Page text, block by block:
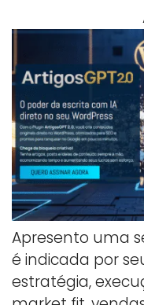
Apresento uma
é indicada por
estratégia,